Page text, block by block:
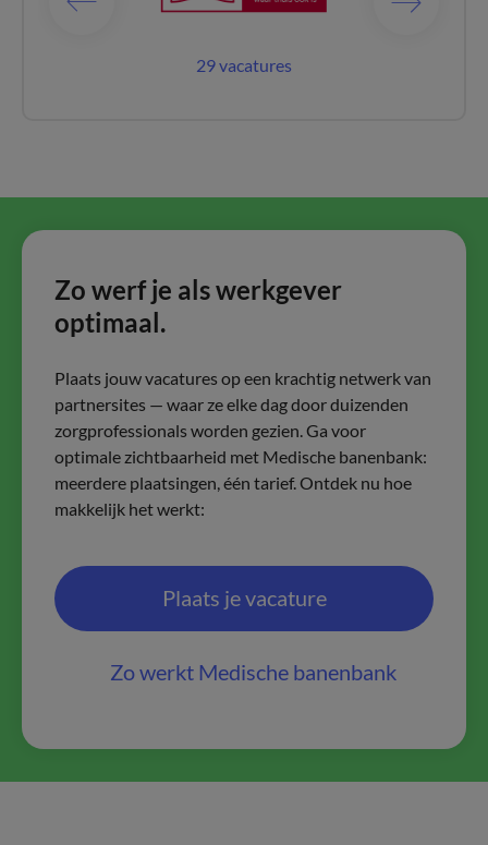
29 vacatures
Zo werf je als werkgever
optimaal.
Plaats jouw vacatures op een krachtig netwerk van
partnersites — waar ze elke dag door duizenden
zorgprofessionals worden gezien. Ga voor
optimale zichtbaarheid met Medische banenbank:
meerdere plaatsingen, één tarief. Ontdek nu hoe
makkelijk het werkt:
Plaats je vacature
Zo werkt Medische banenbank